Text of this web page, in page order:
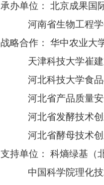
承办单位： 北京成果国
河南省生物工程
战略合作： 华中农业大
天津科技大学崔
河北科技大学食
河北省产品质量
河北省发酵技术
河北省酵母技术
支持单位： 科熵绿基（
中国科学院理化